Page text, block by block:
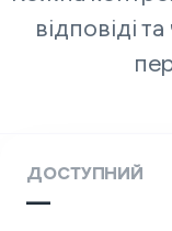
відповіді
ДОСТУПНИЙ
—